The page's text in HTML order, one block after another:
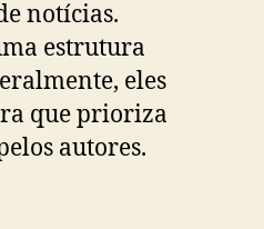
notícias.
estrutura
eles
que prioriza
autores.